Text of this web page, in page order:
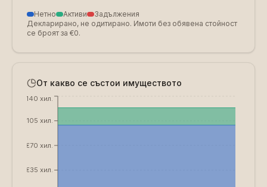
Нетно Активи
Задължения
Декларирано, не одитирано. Имоти без обявена стойност
се броят за €0.
От какво се състои имуществото
€35 хил.
€70 хил.
€105 хил.
€140 хил.